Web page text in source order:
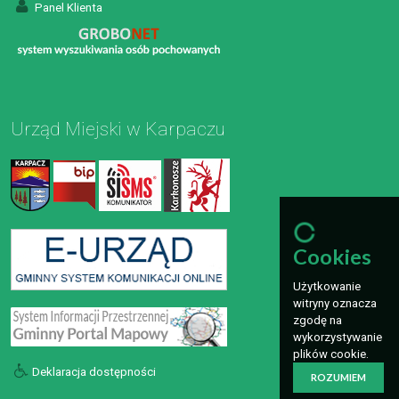
Panel Klienta
Urząd Miejski w Karpaczu
Deklaracja dostępności
Cookies
Użytkowanie
witryny oznacza
zgodę na
wykorzystywanie
plików cookie.
ROZUMIEM